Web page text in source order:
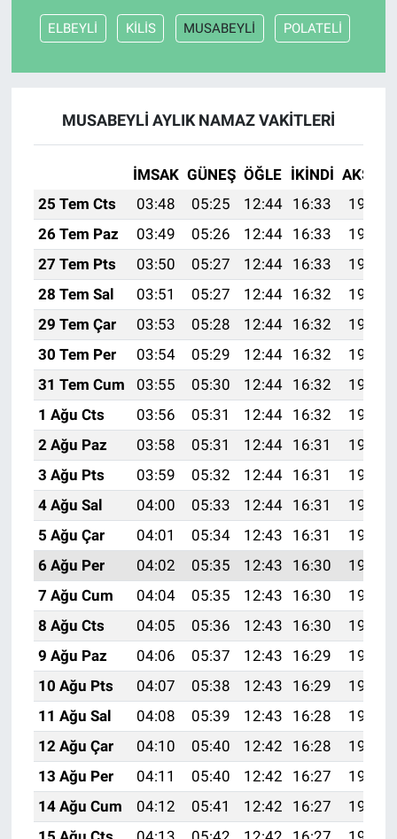
ELBEYLİ KİLİS MUSABEYLİ POLATELİ
MUSABEYLİ AYLIK NAMAZ VAKITLERI
İMSAK GÜNEŞ ÖĞLE İKINDI AKŞAM
25 Tem Cts
03:48 05:25 12:44 16:33
19:53
26 Tem Paz
03:49 05:26 12:44 16:33
19:52
27 Tem Pts
03:50 05:27 12:44 16:33
19:51
28 Tem Sal
03:51 05:27 12:44 16:32
19:50
29 Tem Çar
03:53 05:28 12:44 16:32
19:50
30 Tem Per
03:54 05:29 12:44 16:32
19:49
31 Tem Cum
03:55 05:30 12:44 16:32
19:48
1 Ağu Cts
03:56 05:31 12:44 16:32
19:47
2 Ağu Paz
03:58 05:31 12:44 16:31
19:46
3 Ağu Pts
03:59 05:32 12:44 16:31
19:45
4 Ağu Sal
04:00 05:33 12:44 16:31
19:44
5 Ağu Çar
04:01 05:34 12:43 16:31
19:43
6 Ağu Per
04:02 05:35 12:43 16:30
19:42
7 Ağu Cum
04:04 05:35 12:43 16:30
19:41
8 Ağu Cts
04:05 05:36 12:43 16:30
19:40
9 Ağu Paz
04:06 05:37 12:43 16:29
19:39
10 Ağu Pts
04:07 05:38 12:43 16:29
19:38
11 Ağu Sal
04:08 05:39 12:43 16:28
19:37
12 Ağu Çar
04:10 05:40 12:42 16:28
19:35
13 Ağu Per
04:11 05:40 12:42 16:27
19:34
14 Ağu Cum
04:12 05:41 12:42 16:27
19:33